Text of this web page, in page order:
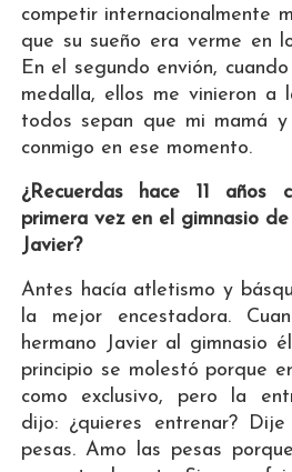
competir internacionalmente
que su sueño era verme en
En el segundo envión,
medalla, ellos me vinieron a
todos sepan que mi mamá
conmigo en ese momento.
¿Recuerdas hace 11 años
primera vez en el gimnasio
Javier?
Antes hacía atletismo y
la mejor encestadora.
hermano Javier al gimnasio
principio se molestó porque
como exclusivo, pero la
dijo: ¿quieres entrenar?
pesas. Amo las pesas